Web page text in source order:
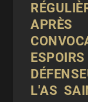
L'AS